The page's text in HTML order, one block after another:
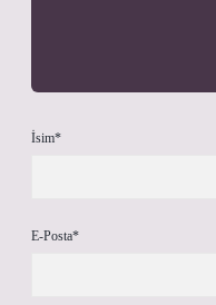
İsim*
E-Posta*